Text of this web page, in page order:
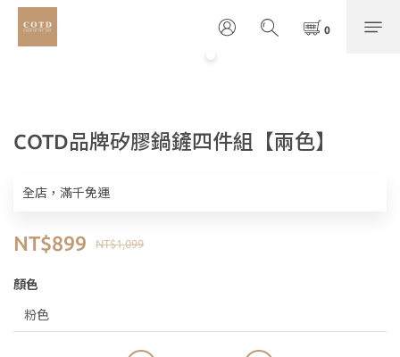
COTD品牌矽膠鍋鏟四件組【兩色】
全店，滿千免運
NT$1,099
NT$899
顏色